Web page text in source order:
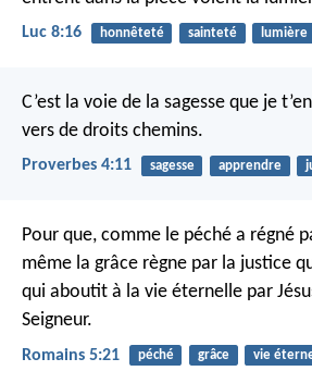
Luc 8:16 honnêteté sainteté lumière
C’est la voie de la sagesse que je
vers de droits chemins.
Proverbes 4:11 sagesse apprendre
Pour que, comme le péché a régné
même la grâce règne par la justice
qui aboutit à la vie éternelle par
Seigneur.
Romains 5:21 péché grâce vie